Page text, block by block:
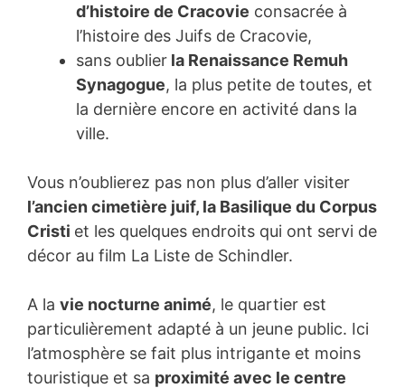
d’histoire de Cracovie consacrée à
l’histoire des Juifs de Cracovie,
sans oublier la Renaissance Remuh
Synagogue, la plus petite de toutes, et
la dernière encore en activité dans la
ville.
Vous n’oublierez pas non plus d’aller visiter
l’ancien cimetière juif, la Basilique du Corpus
Cristi et les quelques endroits qui ont servi de
décor au film La Liste de Schindler.
A la vie nocturne animé, le quartier est
particulièrement adapté à un jeune public. Ici
l’atmosphère se fait plus intrigante et moins
touristique et sa proximité avec le centre